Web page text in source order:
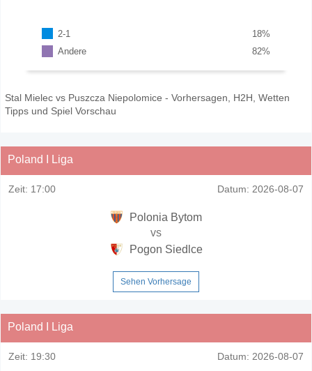
2-1 %
18
Andere
%
82
Stal Mielec vs Puszcza Niepolomice - Vorhersagen, H2H, Wetten
Tipps und Spiel Vorschau
Poland I Liga
Zeit: 17:00 Datum: 2026-08-07
Polonia Bytom
vs
Pogon Siedlce
Sehen Vorhersage
Poland I Liga
Zeit: 19:30 Datum: 2026-08-07